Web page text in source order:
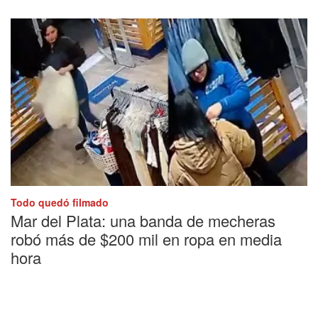
Todo quedó filmado
Mar del Plata: una banda de mecheras
robó más de $200 mil en ropa en media
hora